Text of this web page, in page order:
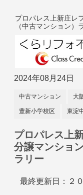
プロパレス上新庄レ
（中古マンション）
2024年08月24日
中古マンション 大
豊新小学校区 東淀
プロパレス上
分譲マンショ
ラリー
最終更新日：２